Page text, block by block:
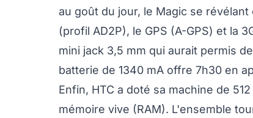
au goût du jour, le Magic se
(profil AD2P), le GPS (A-GPS) et la
mini jack 3,5 mm qui aurait permis
batterie de 1340 mA offre 7h30 en
Enfin, HTC a doté sa machine de
mémoire vive (RAM). L'ensemble